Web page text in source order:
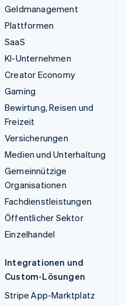
Geldmanagement
Plattformen
SaaS
KI-Unternehmen
Creator Economy
Gaming
Bewirtung, Reisen und
Freizeit
Versicherungen
Medien und Unterhaltung
Gemeinnützige
Organisationen
Fachdienstleistungen
Öffentlicher Sektor
Einzelhandel
Integrationen und
Custom-Lösungen
Stripe App-Marktplatz